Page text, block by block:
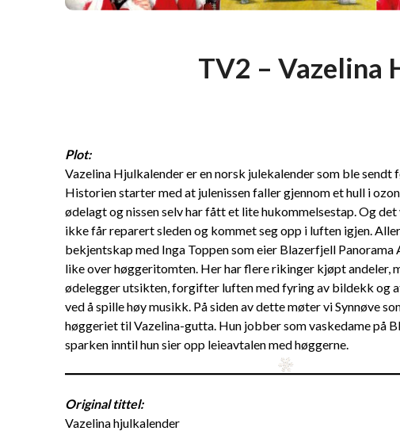
TV2 – Vazelina
Plot:
Vazelina Hjulkalender er en norsk julekalender som ble
Historien starter med at julenissen faller gjennom et hull i
ødelagt og nissen selv har fått et lite hukommelsestap. Og
ikke får reparert sleden og kommet seg opp i luften igjen.
bekjentskap med Inga Toppen som eier Blazerfjell
like over høggeritomten. Her har flere rikinger kjøpt andeler,
ødelegger utsikten, forgifter luften med fyring av bildekk og
ved å spille høy musikk. På siden av dette møter vi Synnøve
høggeriet til Vazelina-gutta. Hun jobber som vaskedame på
sparken inntil hun sier opp leieavtalen med høggerne.
Original tittel:
Vazelina hjulkalender